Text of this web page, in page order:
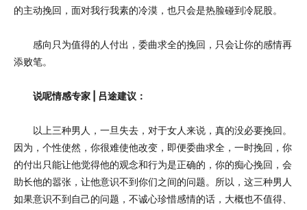
的主动挽回，面对我行我素的冷漠，也只会是热脸碰到冷屁股。
感向只为值得的人付出，委曲求全的挽回，只会让你的感情再
添败笔。
说呢情感专家 | 吕途建议：
以上三种男人，一旦失去，对于女人来说，真的没必要挽回。
因为，个性使然，你很难使他改变，即便委曲求全，一时挽回，你
的付出只能让他觉得他的观念和行为是正确的，你的痴心挽回，会
助长他的嚣张，让他意识不到你们之间的问题。所以，这三种男人
如果意识不到自己的问题，不诚心珍惜感情的话，大概也不值得、